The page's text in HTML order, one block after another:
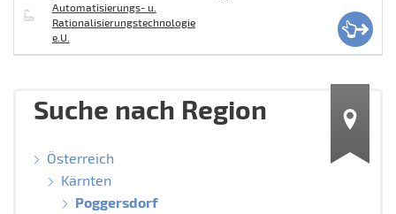
Automatisierungs- u.
Rationalisierungstechnologie
e.U.
Suche nach Region
Österreich
Kärnten
Poggersdorf